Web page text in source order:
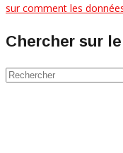
sur comment les
Chercher sur